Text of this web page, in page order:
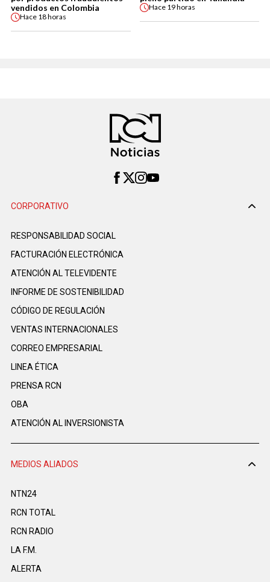
vendidos en Colombia
Hace 18 horas
Hace 19 horas
CORPORATIVO
RESPONSABILIDAD SOCIAL
FACTURACIÓN ELECTRÓNICA
ATENCIÓN AL TELEVIDENTE
INFORME DE SOSTENIBILIDAD
CÓDIGO DE REGULACIÓN
VENTAS INTERNACIONALES
CORREO EMPRESARIAL
LINEA ÉTICA
PRENSA RCN
OBA
ATENCIÓN AL INVERSIONISTA
MEDIOS ALIADOS
NTN24
RCN TOTAL
RCN RADIO
LA F.M.
ALERTA